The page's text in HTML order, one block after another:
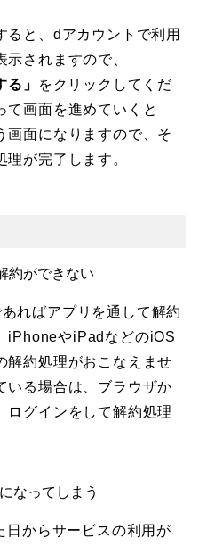
ると、dアカウントで利用
されますので、
る」
をクリックしてくだ
て画面を進めていくと
画面になりますので、そ
が完了します。
約ができない
ればアプリを通して解約
iPhoneやiPadなどのiOS
解約処理がおこなえませ
いる場合は、ブラウザか
ログインをして解約処理
なってしまう
からサービスの利用が